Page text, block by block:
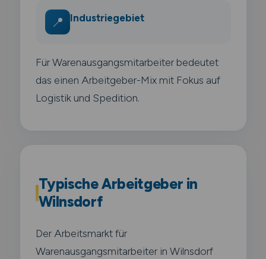
📍 Industriegebiet
Für Warenausgangsmitarbeiter bedeutet
das einen Arbeitgeber-Mix mit Fokus auf
Logistik und Spedition.
Typische Arbeitgeber in
Wilnsdorf
Der Arbeitsmarkt für
Warenausgangsmitarbeiter in Wilnsdorf